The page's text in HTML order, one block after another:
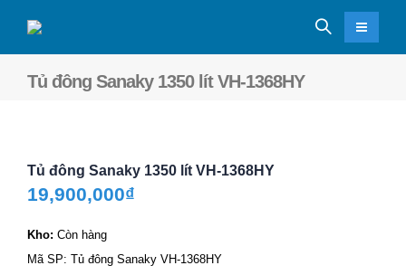
Tủ đông Sanaky 1350 lít VH-1368HY
Tủ đông Sanaky 1350 lít VH-1368HY
19,900,000₫
Kho: Còn hàng
Mã SP: Tủ đông Sanaky VH-1368HY